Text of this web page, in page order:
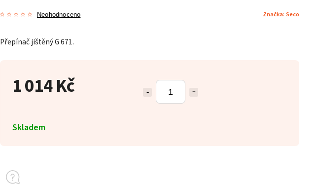
1 014 Kč
Skladem
Neohodnoceno Značka: Seco
Přepínač jištěný G 671.